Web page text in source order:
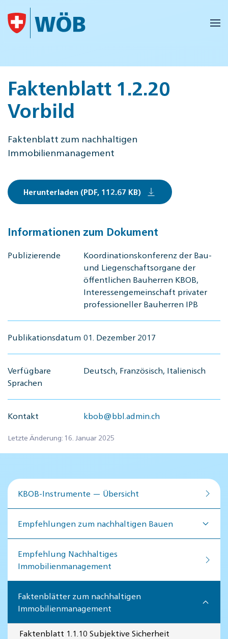
Skip to main content
Faktenblatt 1.2.20
Vorbild
Faktenblatt zum nachhaltigen
Immobilienmanagement
Herunterladen (PDF, 112.67 KB)
Informationen zum Dokument
Publizierende
Koordinationskonferenz der Bau-
und Liegenschaftsorgane der
öffentlichen Bauherren KBOB,
Interessengemeinschaft privater
professioneller Bauherren IPB
Publikationsdatum 01. Dezember 2017
Verfügbare
Sprachen
Deutsch, Französisch, Italienisch
Kontakt kbob@bbl.admin.ch
Letzte Änderung: 16. Januar 2025
KBOB-Instrumente — Übersicht
Empfehlungen zum nachhaltigen Bauen
Empfehlung Nachhaltiges
Immobilienmanagement
Faktenblätter zum nachhaltigen
Immobilienmanagement
Faktenblatt 1.1.10 Subjektive Sicherheit